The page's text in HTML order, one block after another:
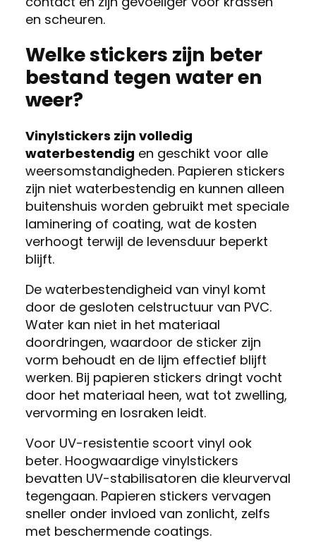
en scheuren.
Welke stickers zijn beter
bestand tegen water en
weer?
Vinylstickers zijn volledig
waterbestendig en geschikt voor alle
weersomstandigheden. Papieren stickers
zijn niet waterbestendig en kunnen alleen
buitenshuis worden gebruikt met speciale
laminering of coating, wat de kosten
verhoogt terwijl de levensduur beperkt
blijft.
De waterbestendigheid van vinyl komt
door de gesloten celstructuur van PVC.
Water kan niet in het materiaal
doordringen, waardoor de sticker zijn
vorm behoudt en de lijm effectief blijft
werken. Bij papieren stickers dringt vocht
door het materiaal heen, wat tot zwelling,
vervorming en losraken leidt.
Voor UV-resistentie scoort vinyl ook
beter. Hoogwaardige vinylstickers
bevatten UV-stabilisatoren die kleurverval
tegengaan. Papieren stickers vervagen
sneller onder invloed van zonlicht, zelfs
met beschermende coatings.